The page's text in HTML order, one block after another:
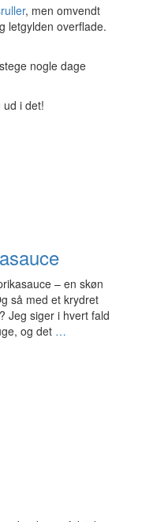
, men omvendt
letgylden overflade.
nogle dage
ud i det!
– en skøn
så med et krydret
Jeg siger i hvert fald
og det …